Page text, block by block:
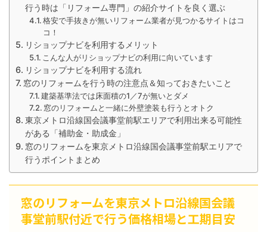
行う時は「リフォーム専門」の紹介サイトを良く選ぶ
格安で手抜きが無いリフォーム業者が見つかるサイトはコ
コ！
リショップナビを利用するメリット
こんな人がリショップナビの利用に向いています
リショップナビを利用する流れ
窓のリフォームを行う時の注意点＆知っておきたいこと
建築基準法では床面積の1／7が無いとダメ
窓のリフォームと一緒に外壁塗装も行うとオトク
東京メトロ沿線国会議事堂前駅エリアで利用出来る可能性
がある「補助金・助成金」
窓のリフォームを東京メトロ沿線国会議事堂前駅エリアで
行うポイントまとめ
窓のリフォームを東京メトロ沿線国会議
事堂前駅付近で行う価格相場と工期目安